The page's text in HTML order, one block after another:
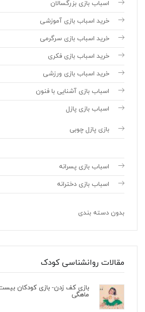
اسباب بازی بزرگسالان
خرید اسباب بازی آموزشی
خرید اسباب بازی سرگرمی
خرید اسباب بازی فکری
خرید اسباب بازی ورزشی
اسباب بازی آشنایی با فنون
اسباب بازی پازل
بازی پازل چوبی
اسباب بازی پسرانه
اسباب بازی دخترانه
بدون دسته بندی
مقالات روانشناسی کودک
بازی کف زدن- بازی کودکان
ماهگی